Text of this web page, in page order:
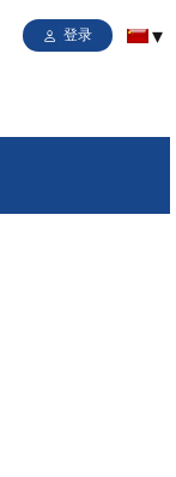
登录